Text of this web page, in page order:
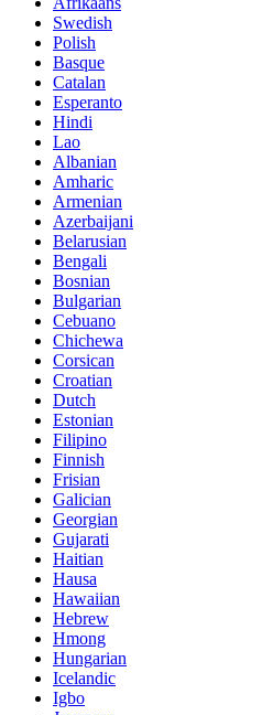
Swedish
Polish
Basque
Catalan
Esperanto
Hindi
Lao
Albanian
Amharic
Armenian
Azerbaijani
Belarusian
Bengali
Bosnian
Bulgarian
Cebuano
Chichewa
Corsican
Croatian
Dutch
Estonian
Filipino
Finnish
Frisian
Galician
Georgian
Gujarati
Haitian
Hausa
Hawaiian
Hebrew
Hmong
Hungarian
Icelandic
Igbo